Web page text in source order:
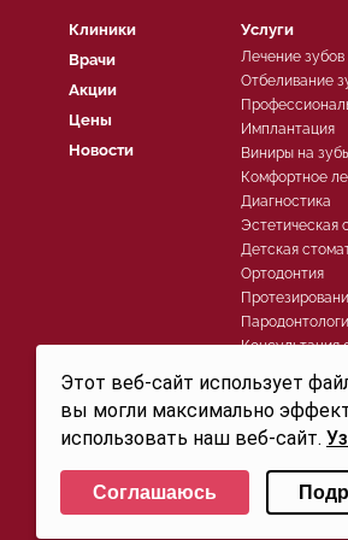
Клиники
Врачи
Акции
Цены
Новости
Услуги
Лечение
Отбеливание
Имплантация
Виниры на
Комфортное
Диагностика
Эстетическая
Детская
Ортодонтия
Консультация
Лечение зубов
Политика конфиденциальности
Свидетельство на товарный знак (знак
Этот веб-сайт использует
вы могли максимально
использовать наш веб-сайт.
Минимальные
Соглашаюсь